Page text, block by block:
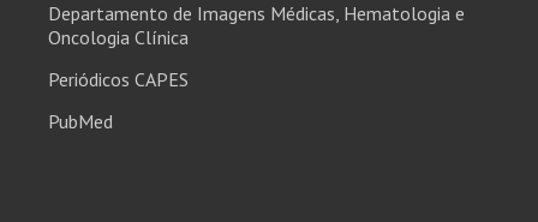
Departamento de Imagens Médicas, Hematologia e
Oncologia Clínica
Periódicos CAPES
PubMed